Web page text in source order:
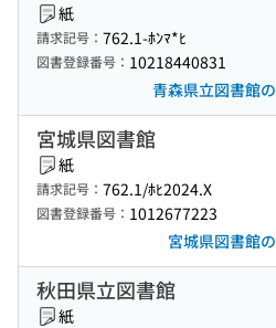
紙
請求記号： 762.1-ﾎﾝﾏ*ﾋ
図書登録番号： 10218440831
青森県立図書館
宮城県図書館
紙
請求記号： 762.1/ﾎﾋ2024.X
図書登録番号： 1012677223
宮城県図書館
秋田県立図書館
紙